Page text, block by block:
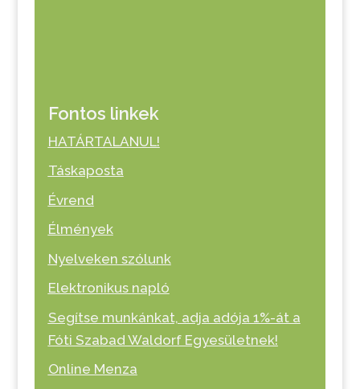
Fontos linkek
HATÁRTALANUL!
Táskaposta
Évrend
Élmények
Nyelveken szólunk
Elektronikus napló
Segítse munkánkat, adja adója 1%-át a
Fóti Szabad Waldorf Egyesületnek!
Online Menza